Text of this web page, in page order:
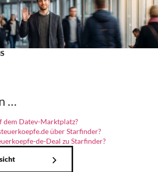
…
dem Datev-Marktplatz?
über Starfinder?
de-Deal zu Starfinder?